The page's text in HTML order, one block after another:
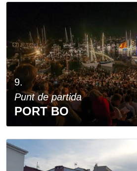
9.
Punt de partida
PORT BO